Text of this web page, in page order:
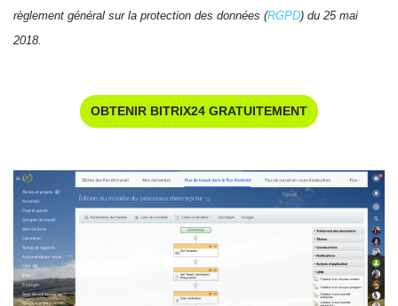
règlement général sur la protection des données (RGPD) du 25 mai
2018.
OBTENIR BITRIX24 GRATUITEMENT